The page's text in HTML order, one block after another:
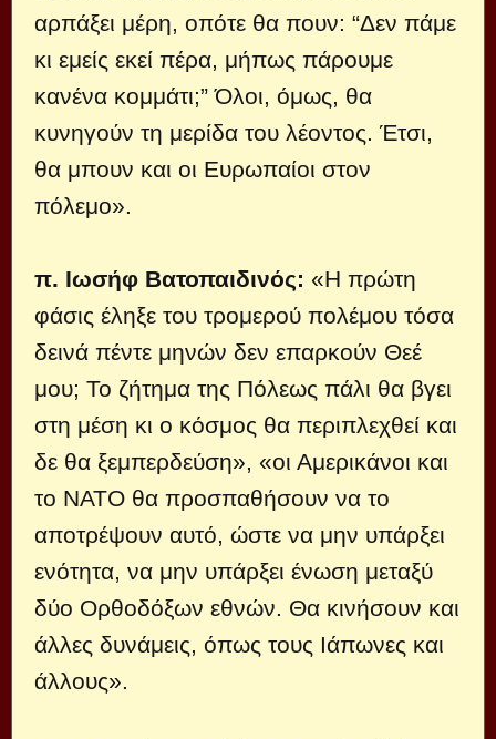
αρπάξει μέρη, οπότε θα πουν: “Δεν πάμε
κι εμείς εκεί πέρα, μήπως πάρουμε
κανένα κομμάτι;” Όλοι, όμως, θα
κυνηγούν τη μερίδα του λέοντος. Έτσι,
θα μπουν και οι Ευρωπαίοι στον
πόλεμο».
π. Ιωσήφ Βατοπαιδινός: «Η πρώτη
φάσις έληξε του τρομερού πολέμου τόσα
δεινά πέντε μηνών δεν επαρκούν Θεέ
μου; Το ζήτημα της Πόλεως πάλι θα βγει
στη μέση κι ο κόσμος θα περιπλεχθεί και
δε θα ξεμπερδεύση», «οι Αμερικάνοι και
το ΝΑΤΟ θα προσπαθήσουν να το
αποτρέψουν αυτό, ώστε να μην υπάρξει
ενότητα, να μην υπάρξει ένωση μεταξύ
δύο Ορθοδόξων εθνών. Θα κινήσουν και
άλλες δυνάμεις, όπως τους Ιάπωνες και
άλλους».